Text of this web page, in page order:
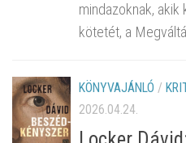
mindazoknak,
kötetét, a
KÖNYVAJÁNLÓ /
2026.04.24.